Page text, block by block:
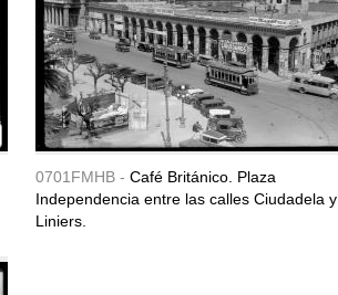
0701FMHB - Café Británico. Plaza
Independencia entre las calles Ciudadela y
Liniers.